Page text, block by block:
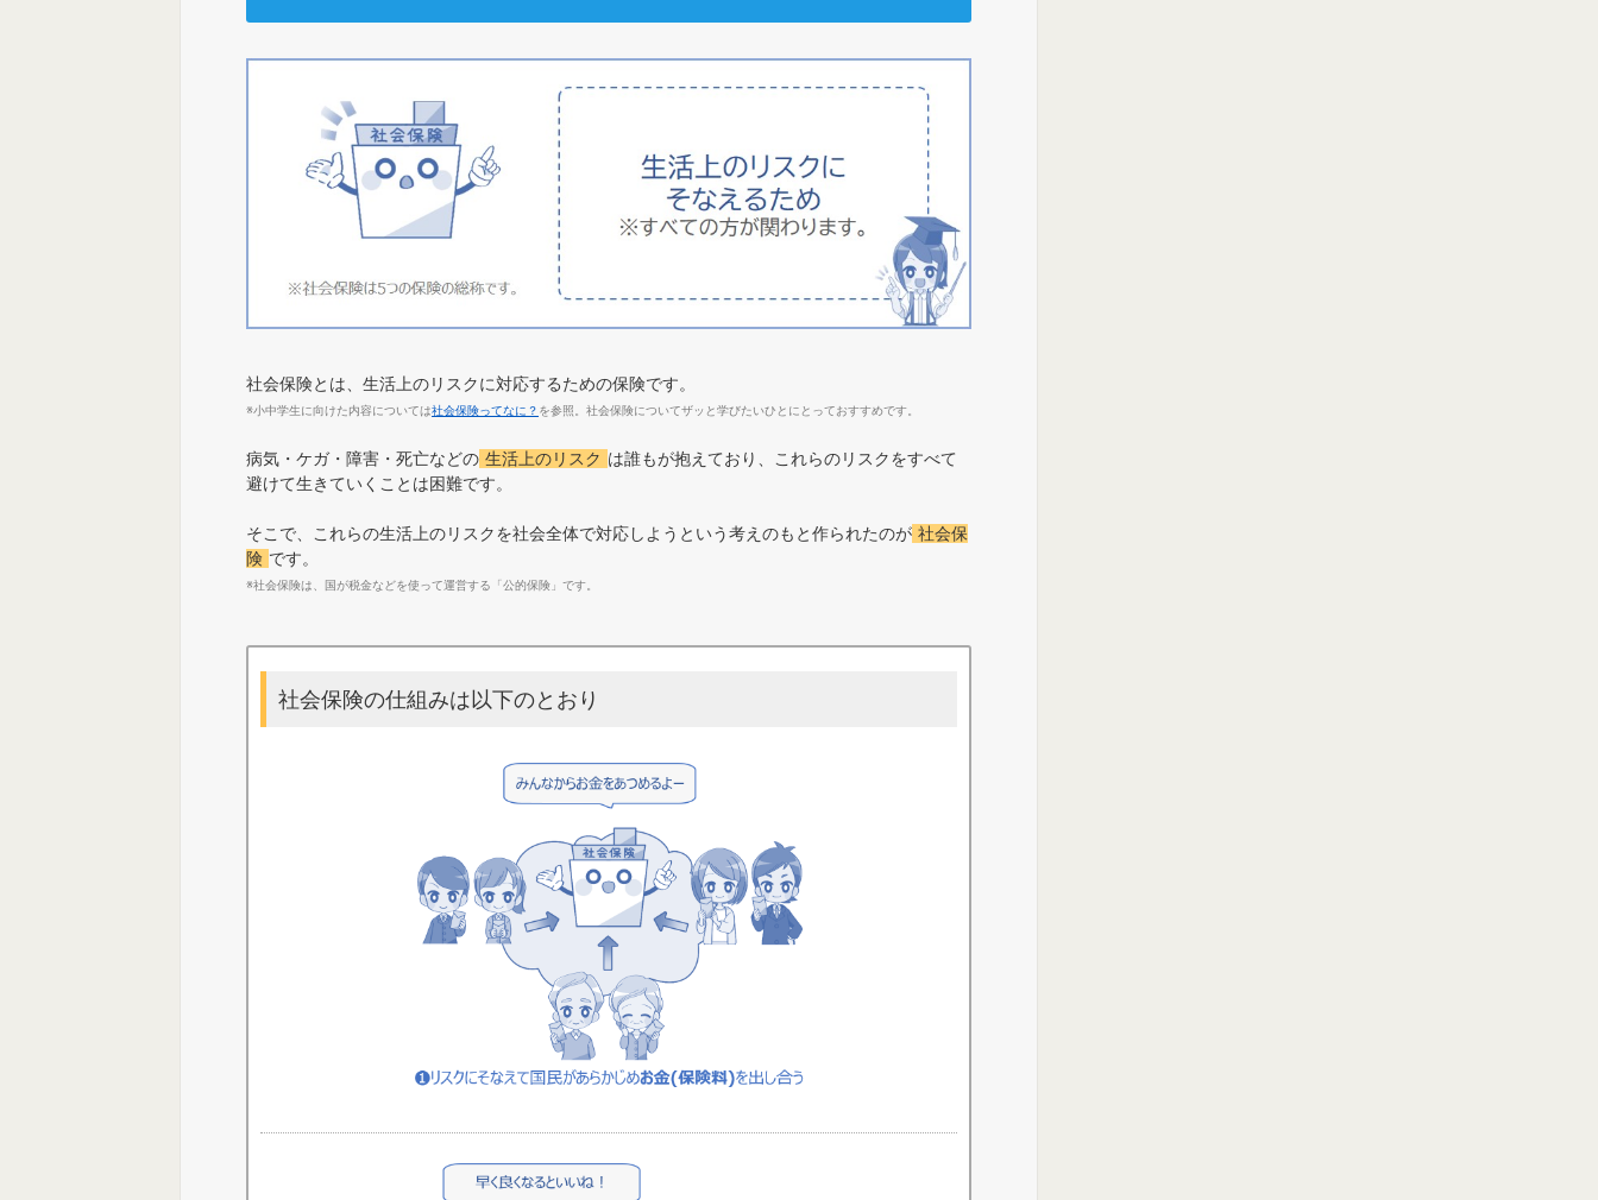
社会保険とは、生活上のリスクに対応するための保険です。
※小中学生に向けた内容については社会保険ってなに？ を参照。社会保険についてザッと学びたいひとにとっておすすめです。
病気・ケガ・障害・死亡などの 生活上のリスク は誰もが抱えており、これらのリスクをすべて
避けて生きていくことは困難です。
そこで、これらの生活上のリスクを社会全体で対応しようという考えのもと作られたのが 社会保
険 です。
※社会保険は、国が税金などを使って運営する「公的保険」です。
社会保険の仕組みは以下のとおり